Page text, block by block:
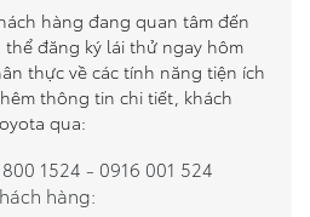
hàng đang quan tâm đến
thể đăng ký lái thử ngay hôm
thực về các tính năng tiện ích
thông tin chi tiết, khách
qua:
1524 - 0916 001 524
hàng: